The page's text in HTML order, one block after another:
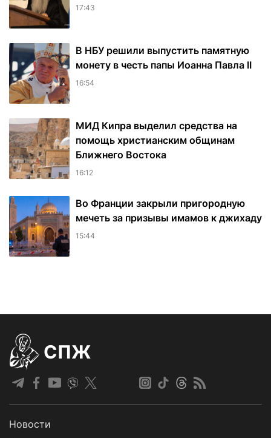
17:43
В НБУ решили выпустить памятную
монету в честь папы Иоанна Павла II
16:54
МИД Кипра выделил средства на
помощь христианским общинам
Ближнего Востока
16:12
Во Франции закрыли пригородную
мечеть за призывы имамов к джихаду
15:44
СПЖ
Новости